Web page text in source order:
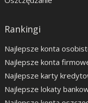
Rankingi
Najlepsze konta
Najlepsze konta
Najlepsze karty
Najlepsze lokaty